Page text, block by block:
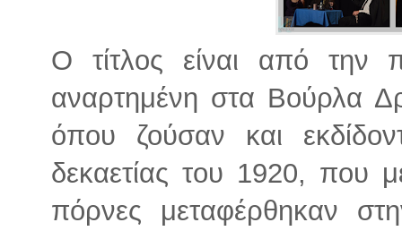
Ο τίτλος είναι από την
αναρτημένη στα Βούρλα
όπου ζούσαν και
δεκαετίας του 1920, που
πόρνες μεταφέρθηκαν